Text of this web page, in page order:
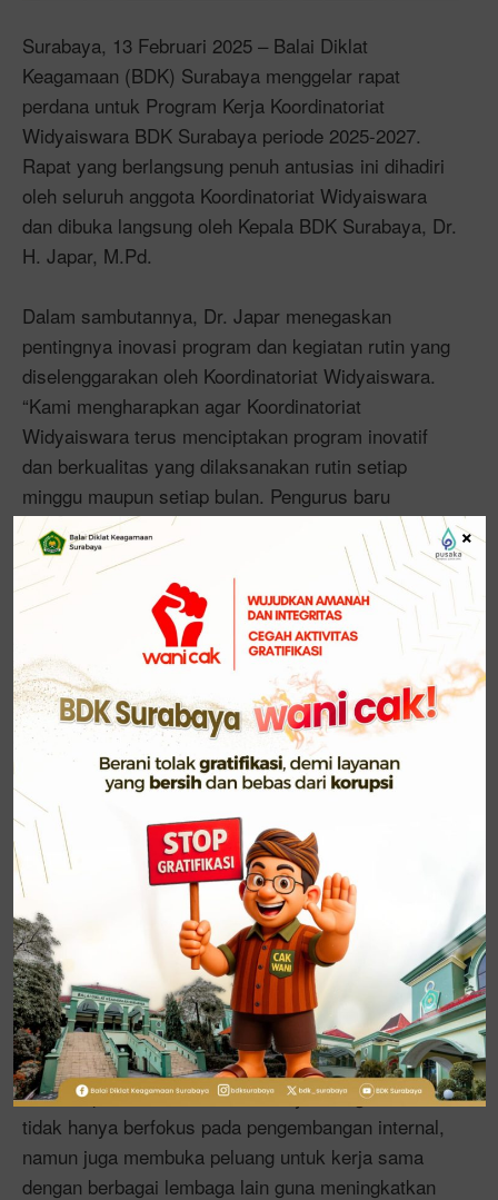
Surabaya, 13 Februari 2025 – Balai Diklat
Keagamaan (BDK) Surabaya menggelar rapat
perdana untuk Program Kerja Koordinatoriat
Widyaiswara BDK Surabaya periode 2025-2027.
Rapat yang berlangsung penuh antusias ini dihadiri
oleh seluruh anggota Koordinatoriat Widyaiswara
dan dibuka langsung oleh Kepala BDK Surabaya, Dr.
H. Japar, M.Pd.
Dalam sambutannya, Dr. Japar menegaskan
pentingnya inovasi program dan kegiatan rutin yang
diselenggarakan oleh Koordinatoriat Widyaiswara.
“Kami mengharapkan agar Koordinatoriat
Widyaiswara terus menciptakan program inovatif
dan berkualitas yang dilaksanakan rutin setiap
minggu maupun setiap bulan. Pengurus baru
diharapkan mampu membawa perubahan yang lebih
maju,” ujar Dr. Japar dengan penuh semangat.
Rapat yang dipimpin oleh Koordinator Widyaiswara,
Dr. Makmun Hidayat, M.Pd., turut mengangkat
sejumlah rencana strategis untuk mendukung
peningkatan kapasitas para widyaiswara. Dalam
diskusi program kerja yang berlangsung dinamis,
disepakati beberapa fokus kegiatan, antara lain
pelaksanaan internal capacity building, workshop,
seminar, talkshow, webinar dan diseminasi untuk
meningkatkan kompetensi widyaiswara. Kegiatan ini
bertujuan untuk memperkaya wawasan para
widyaiswara dalam menghadapi tantangan zaman.
Dalam rapat tersebut, masing-masing bidang
mempresentasikan program kerja mereka untuk
periode mendatang, dengan tujuan mengasah
kemampuan para widyaiswara dan meningkatkan
kualitas pelatihan di BDK Surabaya. Program ini
tidak hanya berfokus pada pengembangan internal,
namun juga membuka peluang untuk kerja sama
dengan berbagai lembaga lain guna meningkatkan
×